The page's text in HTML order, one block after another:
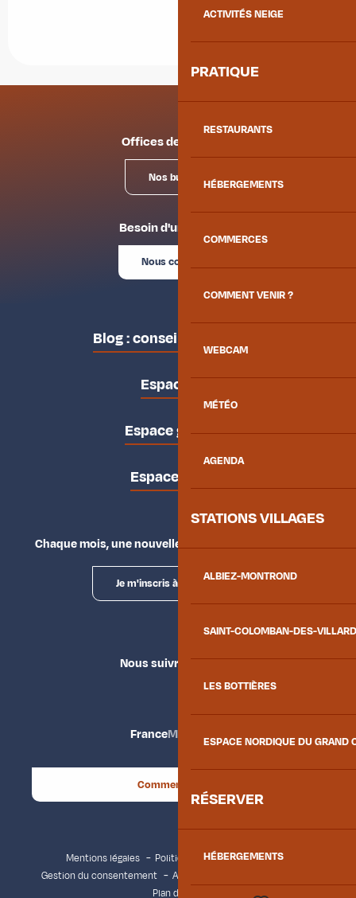
ACTIVITÉS NEIGE
PRATIQUE
RESTAURANTS
HÉBERGEMENTS
COMMERCES
COMMENT VENIR ?
WEBCAM
MÉTÉO
AGENDA
STATIONS VILLAGES
ALBIEZ-MONTROND
SAINT-COLOMBAN-DES-
LES BOTTIÈRES
ESPACE NORDIQUE DU GRAND
RÉSERVER
HÉBERGEMENTS
Offices de tourisme
Nos bureaux
Besoin d'un conseil ?
Nous contacter
Blog : conseils des locaux
Espace pro
Espace groupes
Espace presse
Chaque mois, une nouvelle façon d'explorer la vallée.
Je m'inscris à la newsletter
Nous suivre
FranceMaurienne
Comment venir ?
Mentions légales
Politique de confidentialité
Gestion du consentement
Accessibilité : non conforme
Plan du site